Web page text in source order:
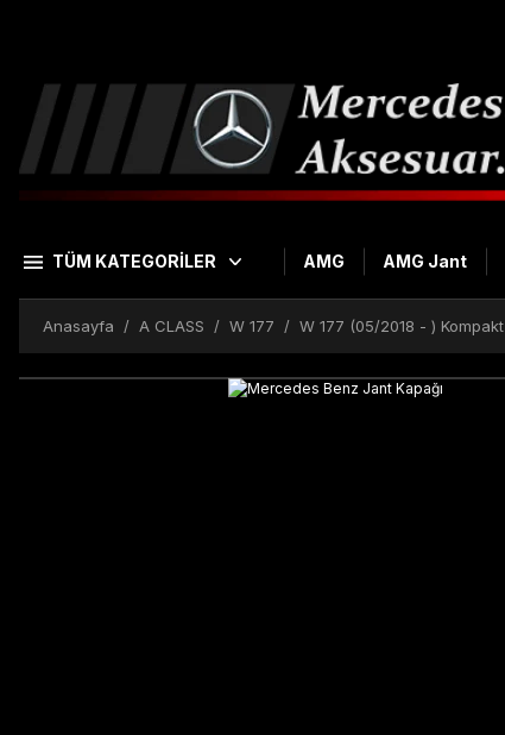
TÜM KATEGORİLER AMG AMG Jant
Anasayfa A CLASS W 177 W 177 (05/2018 - ) Kompakt